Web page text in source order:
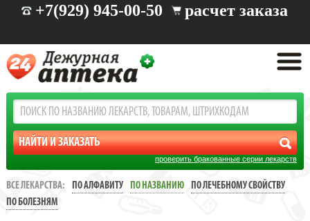
+7(929) 945-00-50 расчет заказа
проверить бракованные серии лекарств
ВСЕ ЛЕКАРСТВА: ПО АЛФАВИТУ ПО НАЗВАНИЮ
ПО ЛЕЧЕБНОМУ СВОЙСТВУ
ПО БОЛЕЗНЯМ